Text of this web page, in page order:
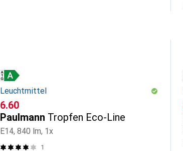
Leuchtmittel
CHF
6.60
Paulmann Tropfen Eco-Line
E14, 840 lm, 1x
1